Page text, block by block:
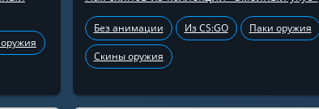
Без анимации Из CS:GO Паки оружия
Скины оружия